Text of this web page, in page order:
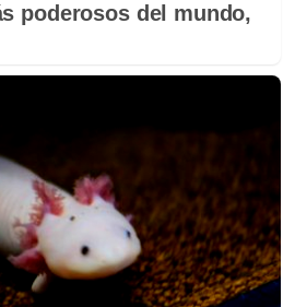
poderosos del mundo,